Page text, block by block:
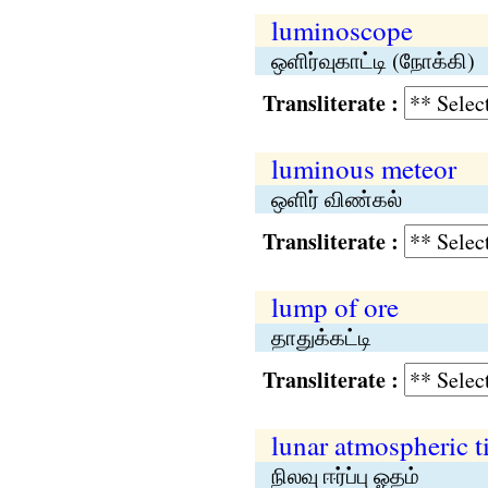
luminoscope
ஒளிர்வுகாட்டி (நோக்கி)
Transliterate :
luminous meteor
ஒளிர் விண்கல்
Transliterate :
lump of ore
தாதுக்கட்டி
Transliterate :
lunar atmospheric
நிலவு ஈர்ப்பு ஓதம்